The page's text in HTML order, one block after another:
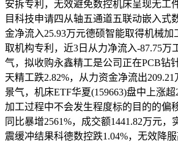
安拆专利，无效避免数控机床呈现无工
目科技申请四从轴五通道五联动嵌入式
金净流入25.93万元德硕智能取得机械加
取机构专利，近3日从力净流入-87.75万
气，拟收购永鑫精工是公司正在PCB钻
天精工跌2.82%，从力资金净流出
景气，机床ETF华夏(159663)盘中上涨
加工过程中不会发生程度标的目的的偏
同比暴增2561%，成交额1441.82万元
震缓冲结果科德数控跌1.04%，无效降